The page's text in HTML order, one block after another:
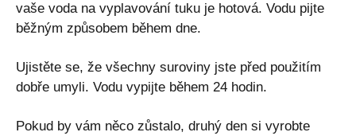
vaše voda na vyplavování tuku je hotová. Vodu pijte
běžným způsobem během dne.
Ujistěte se, že všechny suroviny jste před použitím
dobře umyli. Vodu vypijte během 24 hodin.
Pokud by vám něco zůstalo, druhý den si vyrobte